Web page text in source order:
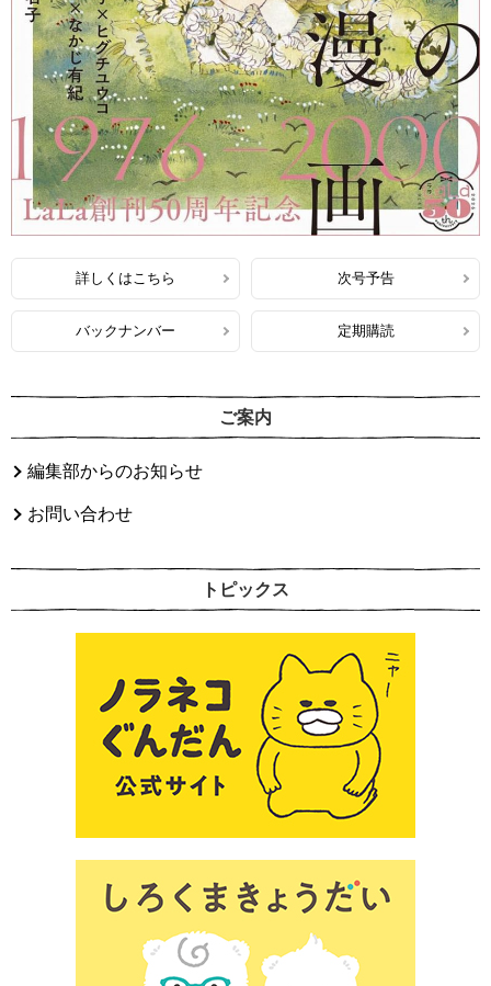
詳しくはこちら 次号予告
バックナンバー 定期購読
ご案内
編集部からのお知らせ
お問い合わせ
トピックス